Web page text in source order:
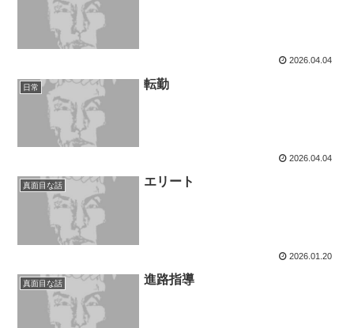
2026.04.04
日常 転勤
2026.04.04
真面目な話 エリート
2026.01.20
真面目な話 進路指導